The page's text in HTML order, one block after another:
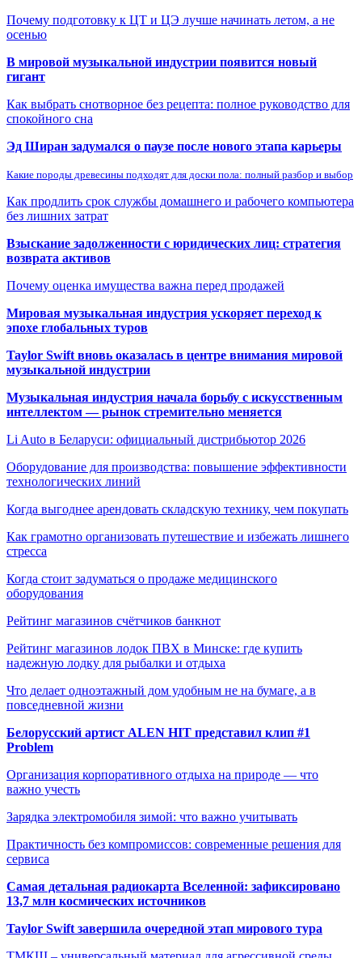
Почему подготовку к ЦТ и ЦЭ лучше начинать летом, а не
осенью
В мировой музыкальной индустрии появится новый
гигант
Как выбрать снотворное без рецепта: полное руководство для
спокойного сна
Эд Ширан задумался о паузе после нового этапа карьеры
Какие породы древесины подходят для доски пола: полный разбор и выбор
Как продлить срок службы домашнего и рабочего компьютера
без лишних затрат
Взыскание задолженности с юридических лиц: стратегия
возврата активов
Почему оценка имущества важна перед продажей
Мировая музыкальная индустрия ускоряет переход к
эпохе глобальных туров
Taylor Swift вновь оказалась в центре внимания мировой
музыкальной индустрии
Музыкальная индустрия начала борьбу с искусственным
интеллектом — рынок стремительно меняется
Li Auto в Беларуси: официальный дистрибьютор 2026
Оборудование для производства: повышение эффективности
технологических линий
Когда выгоднее арендовать складскую технику, чем покупать
Как грамотно организовать путешествие и избежать лишнего
стресса
Когда стоит задуматься о продаже медицинского
оборудования
Рейтинг магазинов счётчиков банкнот
Рейтинг магазинов лодок ПВХ в Минске: где купить
надежную лодку для рыбалки и отдыха
Что делает одноэтажный дом удобным не на бумаге, а в
повседневной жизни
Белорусский артист ALEN HIT представил клип #1
Problem
Организация корпоративного отдыха на природе — что
важно учесть
Зарядка электромобиля зимой: что важно учитывать
Практичность без компромиссов: современные решения для
сервиса
Самая детальная радиокарта Вселенной: зафиксировано
13,7 млн космических источников
Taylor Swift завершила очередной этап мирового тура